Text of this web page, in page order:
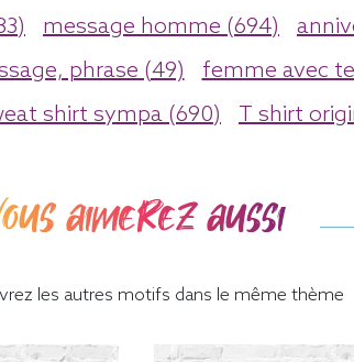
message homme (694)
phrase (49) femme avec
shirt sympa (690) T shirt
aimerez aussi
les autres motifs dans le même thème